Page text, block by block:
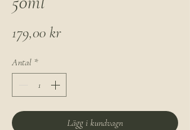
179,00 krPris
Antal *
Lägg i kundvagn